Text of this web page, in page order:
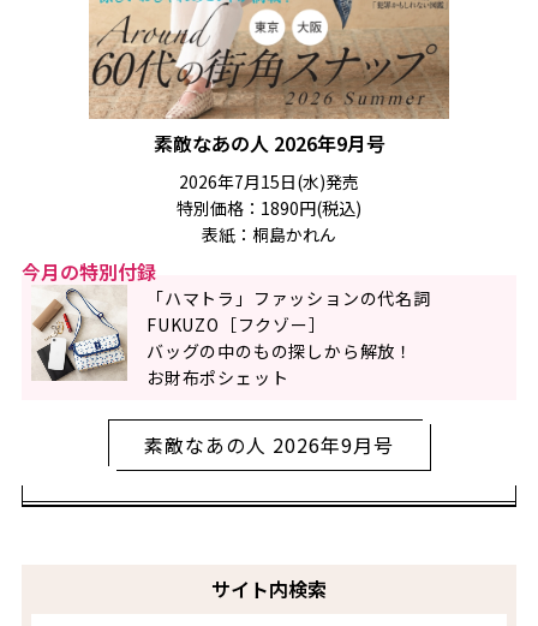
素敵なあの人 2026年9月号
2026年7月15日(水)発売
特別価格：1890円(税込)
表紙：桐島かれん
今月の特別付録
「ハマトラ」ファッションの代名詞
FUKUZO［フクゾー］
バッグの中のもの探しから解放！
お財布ポシェット
素敵なあの人 2026年9月号
サイト内検索